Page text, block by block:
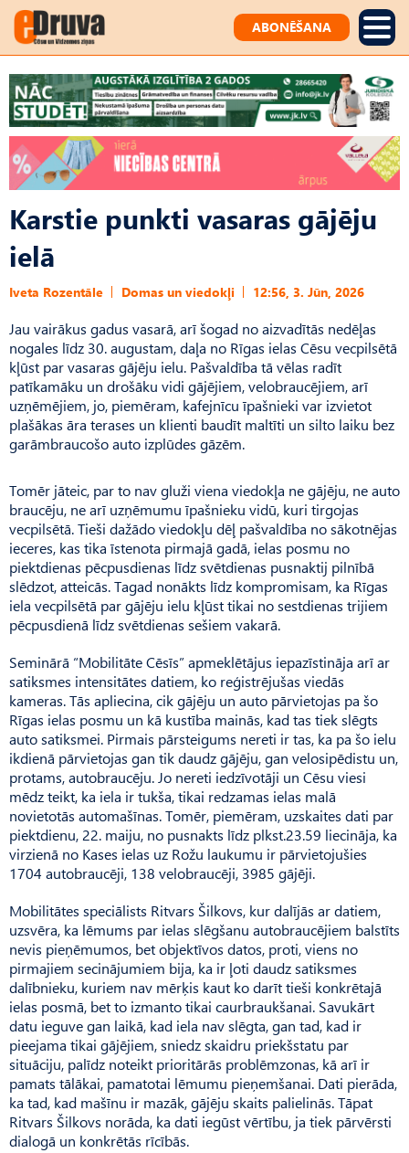
ABONĒŠANA
Karstie punkti vasaras gājēju
ielā
Iveta Rozentāle Domas un viedokļi 12:56, 3. Jūn, 2026
Jau vairākus gadus vasarā, arī šogad no aizvadītās nedēļas
nogales līdz 30. augustam, daļa no Rīgas ielas Cēsu vecpilsētā
kļūst par vasaras gājēju ielu. Pašvaldība tā vēlas radīt
patīkamāku un drošāku vidi gājējiem, velobraucējiem, arī
uzņēmējiem, jo, piemēram, kafejnīcu īpašnieki var izvietot
plašākas āra terases un klienti baudīt maltīti un silto laiku bez
garāmbraucošo auto izplūdes gāzēm.
Tomēr jāteic, par to nav gluži viena viedokļa ne gājēju, ne auto
braucēju, ne arī uzņēmumu īpašnieku vidū, kuri tirgojas
vecpilsētā. Tieši dažādo viedokļu dēļ pašvaldība no sākotnējas
ieceres, kas tika īstenota pirmajā gadā, ielas posmu no
piektdienas pēcpusdienas līdz svētdienas pusnaktij pilnībā
slēdzot, atteicās. Tagad nonākts līdz kompromisam, ka Rīgas
iela vecpilsētā par gājēju ielu kļūst tikai no sestdienas trijiem
pēcpusdienā līdz svētdienas sešiem vakarā.
Seminārā “Mobilitāte Cēsīs” apmeklētājus iepazīstināja arī ar
satiksmes intensitātes datiem, ko reģistrējušas viedās
kameras. Tās apliecina, cik gājēju un auto pārvietojas pa šo
Rīgas ielas posmu un kā kustība mainās, kad tas tiek slēgts
auto satiksmei. Pirmais pārsteigums nereti ir tas, ka pa šo ielu
ikdienā pārvietojas gan tik daudz gājēju, gan velosipēdistu un,
protams, autobraucēju. Jo nereti iedzīvotāji un Cēsu viesi
mēdz teikt, ka iela ir tukša, tikai redzamas ielas malā
novietotās automašīnas. Tomēr, piemēram, uzskaites dati par
piektdienu, 22. maiju, no pusnakts līdz plkst.23.59 liecināja, ka
virzienā no Kases ielas uz Rožu laukumu ir pārvietojušies
1704 autobraucēji, 138 velo­braucēji, 3985 gājēji.
Mobilitātes speciālists Ritvars Šilkovs, kur dalījās ar datiem,
uzsvēra, ka lēmums par ielas slēgšanu autobraucējiem balstīts
nevis pieņēmumos, bet objektīvos datos, proti, viens no
pirmajiem secinājumiem bija, ka ir ļoti daudz satiksmes
dalībnieku, kuriem nav mērķis kaut ko darīt tieši konkrētajā
ielas posmā, bet to izmanto tikai caurbraukšanai. Savukārt
datu ieguve gan laikā, kad iela nav slēgta, gan tad, kad ir
pieejama tikai gājējiem, sniedz skaidru priekšstatu par
situāciju, palīdz noteikt prioritārās problēmzonas, kā arī ir
pamats tālākai, pamatotai lēmumu pieņemšanai. Dati pierāda,
ka tad, kad mašīnu ir mazāk, gājēju skaits palielinās. Tāpat
Ritvars Šilkovs norāda, ka dati iegūst vērtību, ja tiek pārvērsti
dialogā un konkrētās rīcībās.